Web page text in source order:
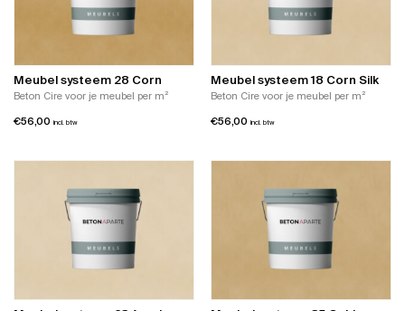
Meubel systeem 28 Corn
Beton Cire voor je meubel per m²
€56,00 incl. btw
Meubel systeem 18 Corn Silk
Beton Cire voor je meubel per m²
€56,00 incl. btw